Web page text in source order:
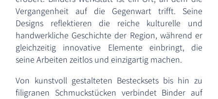
Vergangenheit auf die Gegenwart trifft. Seine
Designs reflektieren die reiche kulturelle und
handwerkliche Geschichte der Region, während er
gleichzeitig innovative Elemente einbringt, die
seine Arbeiten zeitlos und einzigartig machen.
Von kunstvoll gestalteten Bestecksets bis hin zu
filigranen Schmuckstücken verbindet Binder auf